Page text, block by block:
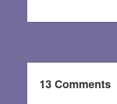
13 Comments